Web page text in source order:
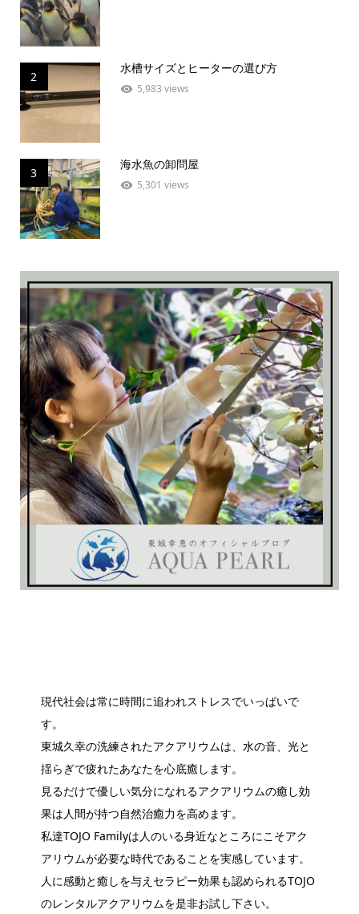
2
水槽サイズとヒーターの選び方
5,983 views
3
海水魚の卸問屋
5,301 views
現代社会は常に時間に追われストレスでいっぱいで
す。
東城久幸の洗練されたアクアリウムは、水の音、光と
揺らぎで疲れたあなたを心底癒します。
見るだけで優しい気分になれるアクアリウムの癒し効
果は人間が持つ自然治癒力を高めます。
私達TOJO Familyは人のいる身近なところにこそアク
アリウムが必要な時代であることを実感しています。
人に感動と癒しを与えセラピー効果も認められるTOJO
のレンタルアクアリウムを是非お試し下さい。